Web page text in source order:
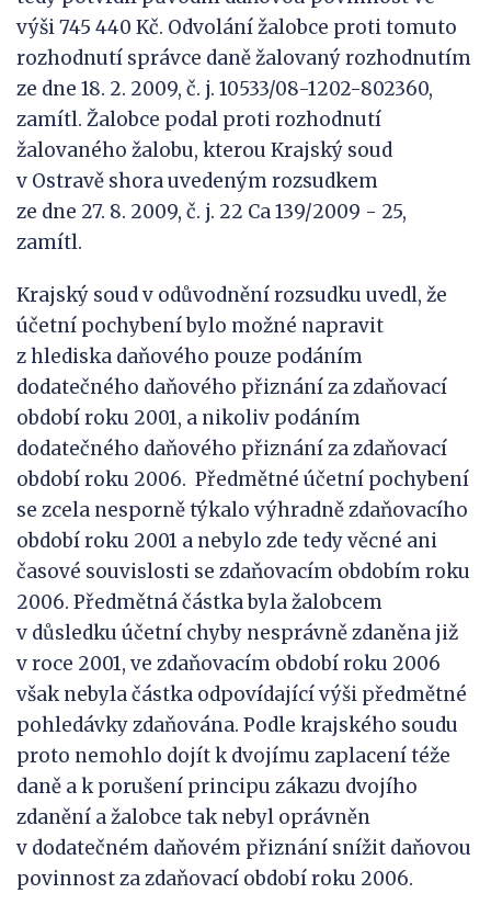
výši 745 440 Kč. Odvolání žalobce proti tomuto
rozhodnutí správce daně žalovaný rozhodnutím
ze dne 18. 2. 2009, č. j. 10533/08-1202-802360,
zamítl. Žalobce podal proti rozhodnutí
žalovaného žalobu, kterou Krajský soud
v Ostravě shora uvedeným rozsudkem
ze dne 27. 8. 2009, č. j. 22 Ca 139/2009 - 25,
zamítl.
Krajský soud v odůvodnění rozsudku uvedl, že
účetní pochybení bylo možné napravit
z hlediska daňového pouze podáním
dodatečného daňového přiznání za zdaňovací
období roku 2001, a nikoliv podáním
dodatečného daňového přiznání za zdaňovací
období roku 2006. Předmětné účetní pochybení
se zcela nesporně týkalo výhradně zdaňovacího
období roku 2001 a nebylo zde tedy věcné ani
časové souvislosti se zdaňovacím obdobím roku
2006. Předmětná částka byla žalobcem
v důsledku účetní chyby nesprávně zdaněna již
v roce 2001, ve zdaňovacím období roku 2006
však nebyla částka odpovídající výši předmětné
pohledávky zdaňována. Podle krajského soudu
proto nemohlo dojít k dvojímu zaplacení téže
daně a k porušení principu zákazu dvojího
zdanění a žalobce tak nebyl oprávněn
v dodatečném daňovém přiznání snížit daňovou
povinnost za zdaňovací období roku 2006.